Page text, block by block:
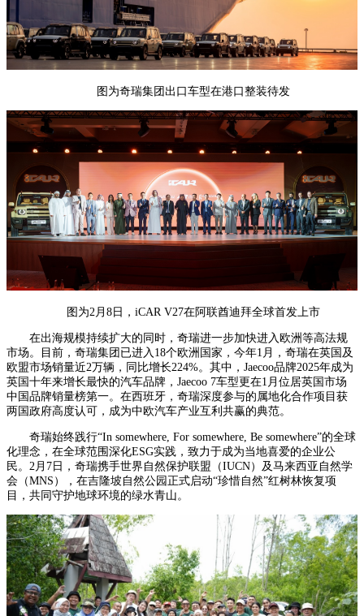
图为奇瑞集团出口车型在港口整装待发
图为2月8日，iCAR V27在阿联酋迪拜全球首发上市
在出海规模持续扩大的同时，奇瑞进一步加快进入欧洲等高法规
市场。目前，奇瑞集团已进入18个欧洲国家，今年1月，奇瑞在英国及
欧盟市场销量近2万辆，同比增长224%。其中，Jaecoo品牌2025年成为
英国十年来增长最快的汽车品牌，Jaecoo 7车型更在1月位居英国市场
中国品牌销量榜第一。在西班牙，奇瑞深度参与的属地化合作项目获
两国政府高度认可，成为中欧汽车产业互利共赢的典范。
奇瑞始终践行“In somewhere, For somewhere, Be somewhere”的全球
化理念，在全球范围深化ESG实践，致力于成为当地喜爱的企业公
民。2月7日，奇瑞携手世界自然保护联盟（IUCN）及马来西亚自然学
会（MNS），在吉隆坡自然公园正式启动“珍惜自然”红树林恢复项
目，共同守护地球环境的绿水青山。